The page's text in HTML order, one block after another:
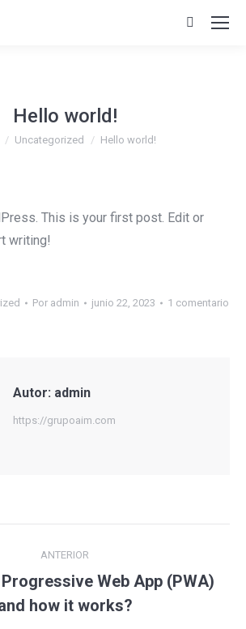
Buscar:
Hello world!
aquí:
Uncategorized Hello world!
This is your first post. Edit or
writing!
Por admin junio 22, 2023 1 comentario
Autor: admin
https://grupoaim.com
ANTERIOR
Publicación
anterior:
Web App (PWA)
how it works?